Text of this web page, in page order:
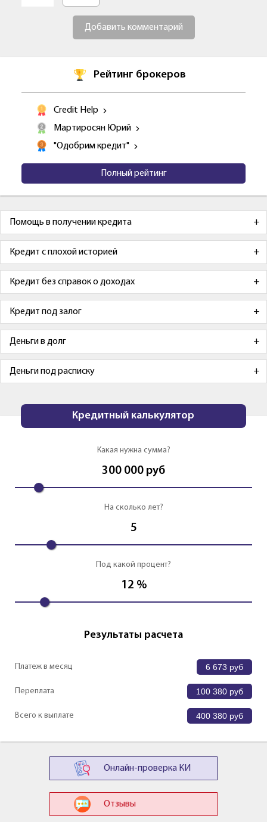
Добавить комментарий
Рейтинг брокеров
Credit Help
Мартиросян Юрий
"Одобрим кредит"
Полный рейтинг
Помощь в получении кредита
Кредит с плохой историей
Кредит без справок о доходах
Кредит под залог
Деньги в долг
Деньги под расписку
Кредитный калькулятор
Какая нужна сумма?
300 000 руб
На сколько лет?
5
Под какой процент?
12 %
Результаты расчета
Платеж в месяц 6 673 руб
Переплата 100 380 руб
Всего к выплате 400 380 руб
Онлайн-проверка КИ
Отзывы